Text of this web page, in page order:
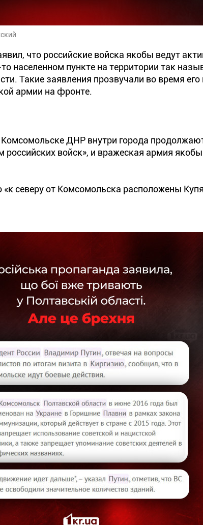
что российские войска якобы ведут
населенном пункте на территории так
Такие заявления прозвучали во время
армии на фронте.
ДНР внутри города
российских войск», и вражеская армия
северу от Комсомольска расположены